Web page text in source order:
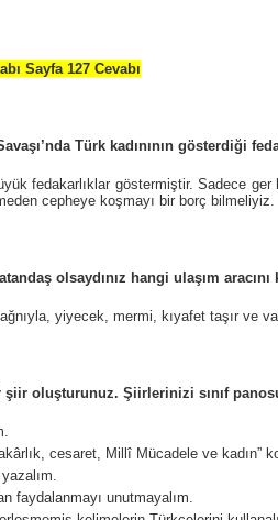
Sayfa 127 Cevabı
Türk kadınının gösterdiği
fedakarlıklar göstermiştir. Sadece
cepheye koşmayı bir borç bilmeliyiz.
olsaydınız hangi ulaşım
yiyecek, mermi, kıyafet taşır ve
şiir oluşturunuz. Şiirlerinizi sınıf
cesaret, Millî Mücadele ve kadın”
faydalanmayı unutmayalım.